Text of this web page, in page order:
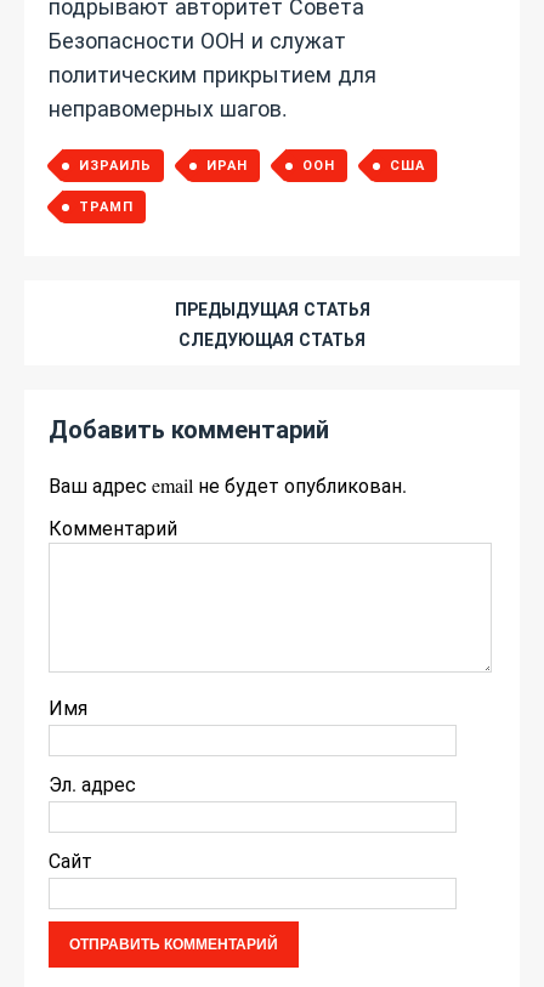
подрывают авторитет Совета
Безопасности ООН и служат
политическим прикрытием для
неправомерных шагов.
ИЗРАИЛЬ ИРАН ООН США
ТРАМП
ПРЕДЫДУЩАЯ СТАТЬЯ
СЛЕДУЮЩАЯ СТАТЬЯ
Добавить комментарий
Ваш адрес email не будет опубликован.
Комментарий
Имя
Эл. адрес
Сайт